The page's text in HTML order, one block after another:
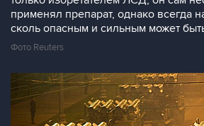
применял препарат, однако всегда
сколь опасным и сильным может
Фото Reuters